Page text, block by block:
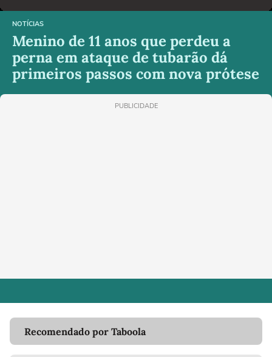
NOTÍCIAS
Menino de 11 anos que perdeu a
perna em ataque de tubarão dá
primeiros passos com nova prótese
PUBLICIDADE
Recomendado por Taboola